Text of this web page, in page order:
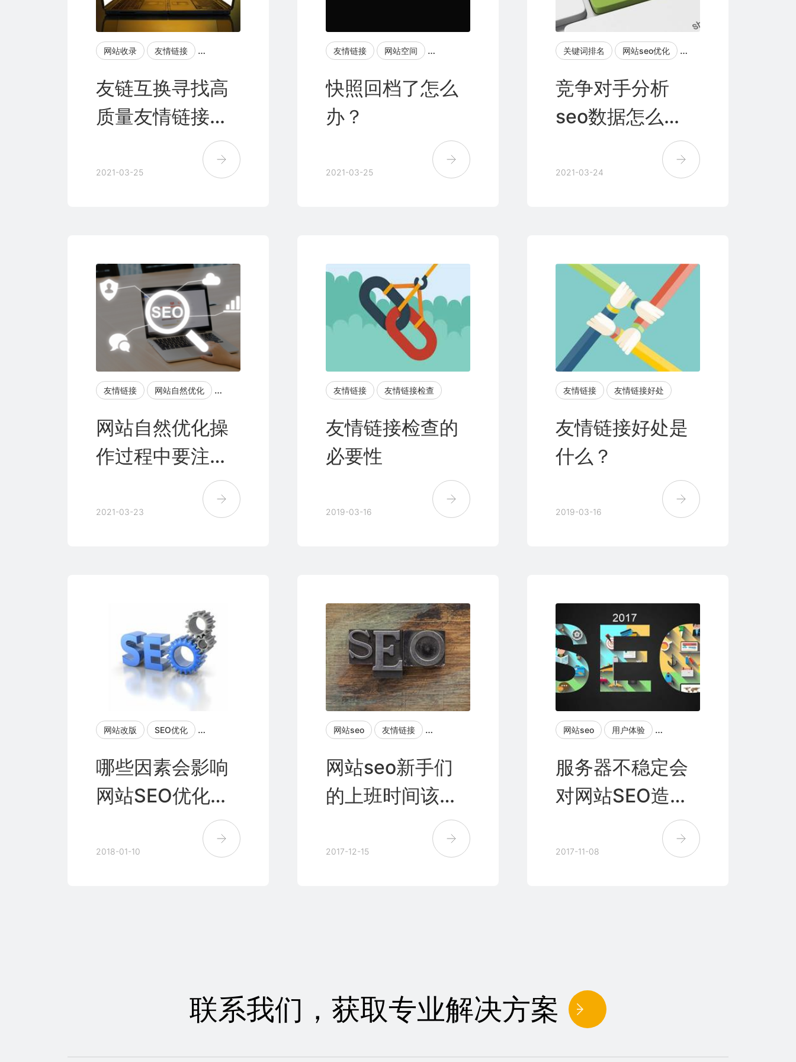
网站收录 友情链接 友链互换 高质量友链 快照时间
友链互换寻找高
质量友情链接应
该注意的几个方
面
2021-03-25
友情链接 网站空间
快照回档了怎么
办？
2021-03-25
关键词排名 网站seo优化
竞争对手分析
seo数据怎么
2021-03-24
友情链接 网站自然优化 网站自然排名 网站内部优化
网站自然优化操
作过程中要注意
2021-03-23
友情链接 友情链接检查
友情链接检查的
必要性
2019-03-16
友情链接 友情链接好处
友情链接好处是
什么？
2019-03-16
网站改版 SEO优化 网站排名 网站排名优化
哪些因素会影响
网站SEO优化排
2018-01-10
网站seo 友情链接 发布外链
网站seo新手们
的上班时间该怎
2017-12-15
网站seo 用户体验
服务器不稳定会
对网站SEO造成
2017-11-08
联系我们，获取专业解决方案